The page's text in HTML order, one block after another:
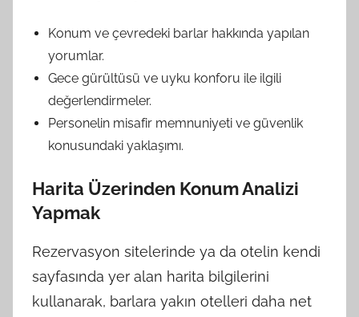
Konum ve çevredeki barlar hakkında yapılan
yorumlar.
Gece gürültüsü ve uyku konforu ile ilgili
değerlendirmeler.
Personelin misafir memnuniyeti ve güvenlik
konusundaki yaklaşımı.
Harita Üzerinden Konum Analizi
Yapmak
Rezervasyon sitelerinde ya da otelin kendi
sayfasında yer alan harita bilgilerini
kullanarak, barlara yakın otelleri daha net